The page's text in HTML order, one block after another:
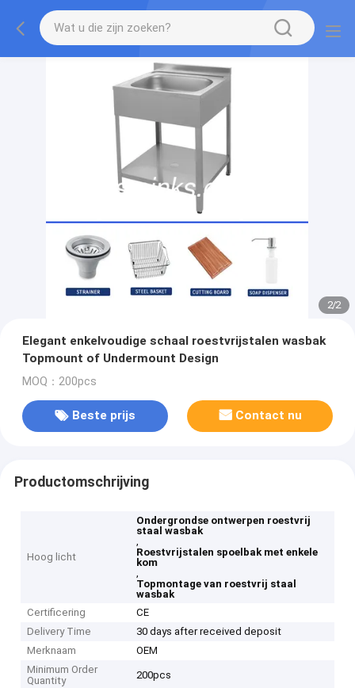
2/2
Elegant enkelvoudige schaal roestvrijstalen wasbak
Topmount of Undermount Design
MOQ：200pcs
Beste prijs Contact nu
Productomschrijving
Hoog licht
Ondergrondse ontwerpen roestvrij
staal wasbak
,
Roestvrijstalen spoelbak met enkele
kom
,
Topmontage van roestvrij staal
wasbak
Certificering
CE
Delivery Time
30 days after received deposit
Merknaam
OEM
Minimum Order
Quantity
200pcs